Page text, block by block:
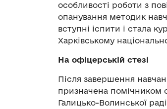
особливості роботи з
опанування методик
вступні іспити і стала
Харківському
На офіцерській стезі
Після завершення
призначена помічником
Галицько-Волинської